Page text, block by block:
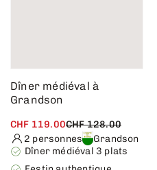
Dîner médiéval à
Grandson
CHF 119.00CHF 128.00
2 personnes
Grandson
Dîner médiéval 3 plats